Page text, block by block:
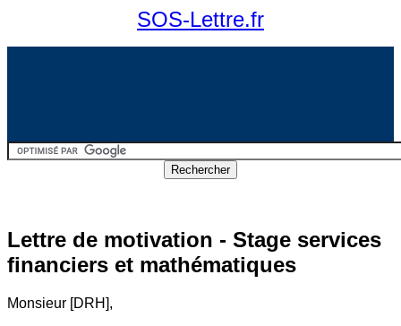
SOS-Lettre.fr
Lettre de motivation - Stage services
financiers et mathématiques
Monsieur [DRH],